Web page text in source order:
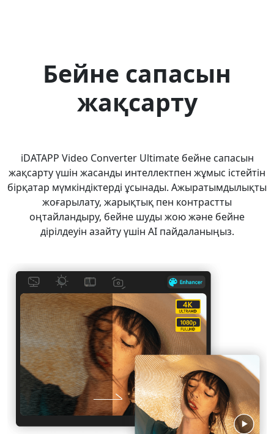
Бейне сапасын
жақсарту
iDATAPP Video Converter Ultimate бейне сапасын
жақсарту үшін жасанды интеллектпен жұмыс істейтін
бірқатар мүмкіндіктерді ұсынады. Ажыратымдылықты
жоғарылату, жарықтық пен контрастты
оңтайландыру, бейне шуды жою және бейне
дірілдеуін азайту үшін AI пайдаланыңыз.